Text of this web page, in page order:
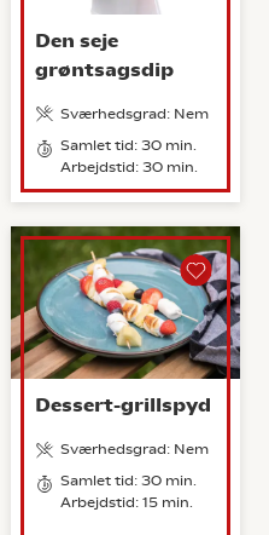
Den seje
grøntsagsdip
Sværhedsgrad: Nem
Samlet tid: 30 min.
Arbejdstid: 30 min.
Dessert-grillspyd
Sværhedsgrad: Nem
Samlet tid: 30 min.
Arbejdstid: 15 min.